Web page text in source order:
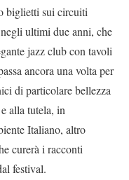
biglietti sui circuiti
ultimi due anni, che
jazz club con tavoli
ancora una volta per
di particolare bellezza
alla tutela, in
Italiano, altro
curerà i racconti
festival.